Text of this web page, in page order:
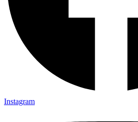
Instagram